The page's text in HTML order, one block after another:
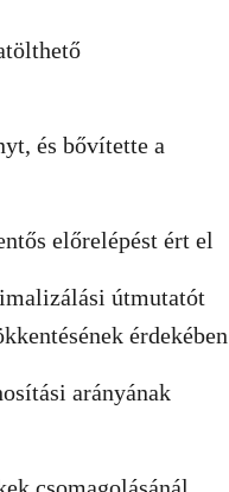
és bővítette a
előrelépést ért el
útmutatót
érdekében
arányának